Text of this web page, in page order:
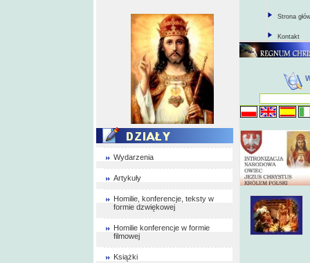
Wydarzenia
Artykuły
Homilie, konferencje, teksty w
formie dzwiękowej
Homilie konferencje w formie
filmowej
Książki
Strona
Kontakt